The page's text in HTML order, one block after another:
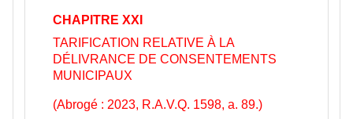
CHAPITRE XXI
TARIFICATION RELATIVE À LA
DÉLIVRANCE DE CONSENTEMENTS
MUNICIPAUX
(Abrogé : 2023, R.A.V.Q. 1598, a. 89.)